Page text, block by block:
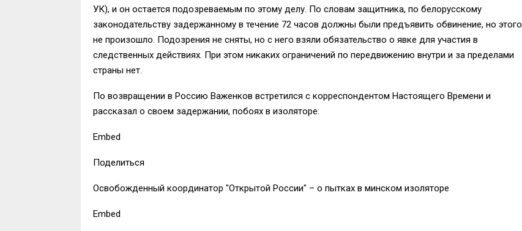
УК), и он остается подозреваемым по этому делу. По словам защитника, по белорусскому
законодательству задержанному в течение 72 часов должны были предъявить обвинение, но этого
не произошло. Подозрения не сняты, но с него взяли обязательство о явке для участия в
следственных действиях. При этом никаких ограничений по передвижению внутри и за пределами
страны нет.
По возвращении в Россию Важенков встретился с корреспондентом Настоящего Времени и
рассказал о своем задержании, побоях в изоляторе:
Embed
Поделиться
Освобожденный координатор "Открытой России" – о пытках в минском изоляторе
Embed